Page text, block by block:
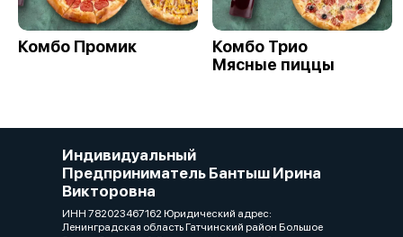
Комбо Промик
Комбо Трио
Мясные пиццы
Индивидуальный
Предприниматель Бантыш Ирина
Викторовна
ИНН 782023467162 Юридический адрес:
Ленинградская область Гатчинский район Большое